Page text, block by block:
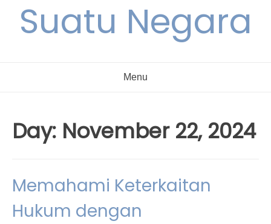
Suatu Negara
Menu
Day: November 22, 2024
Memahami Keterkaitan
Hukum dengan